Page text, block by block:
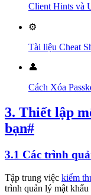
Client Hints và
⚙️
Tài liệu Cheat
👤
Cách Xóa
3. Thiết lập
bạn#
3.1 Các trình
Tập trung việc kiểm
trình quản lý mật